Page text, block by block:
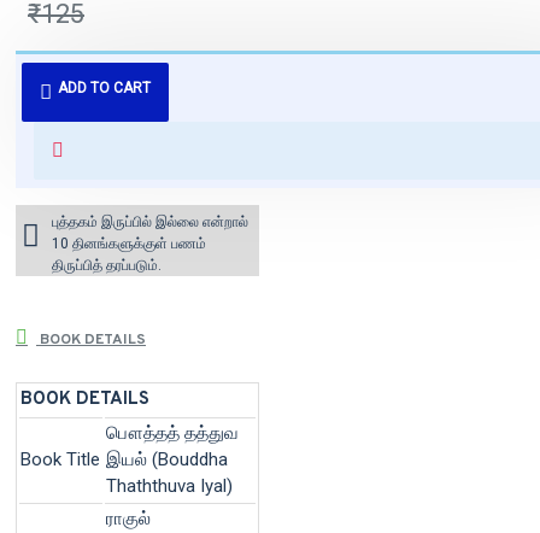
₹125
ADD TO CART
புத்தகம் 3 - 7 நாட்களில் அனுப்பி
வைக்கப்படும்.
for orders above ₹1000 within
புத்தகம் இருப்பில் இல்லை என்றால்
10 தினங்களுக்குள் பணம்
திருப்பித் தரப்படும்.
BOOK DETAILS
BOOK DETAILS
Book Title
பௌத்தத் தத்துவ
இயல் (Bouddha
Thaththuva Iyal)
ராகுல்